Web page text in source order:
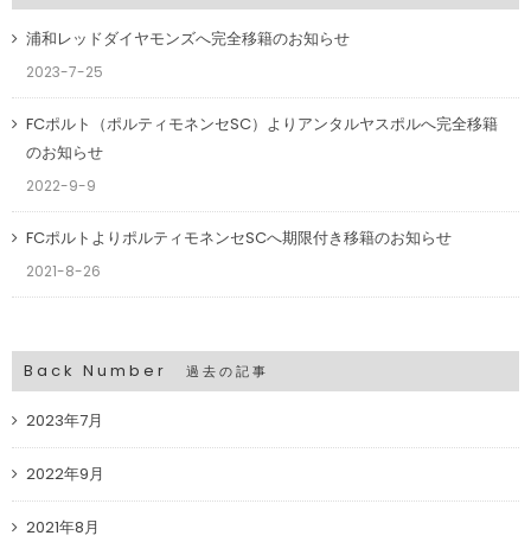
浦和レッドダイヤモンズへ完全移籍のお知らせ
2023-7-25
FCポルト（ポルティモネンセSC）よりアンタルヤスポルへ完全移籍
のお知らせ
2022-9-9
FCポルトよりポルティモネンセSCへ期限付き移籍のお知らせ
2021-8-26
Back Number 過去の記事
2023年7月
2022年9月
2021年8月